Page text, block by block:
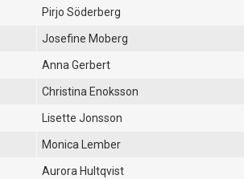
Pirjo Söderberg
Josefine Moberg
Anna Gerbert
Christina Enoksson
Lisette Jonsson
Monica Lember
Aurora Hultqvist